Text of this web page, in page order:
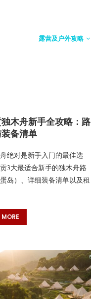
露营及户外攻略
独木舟新手全攻略：路
备清单
绝对是新手入门的最佳选
3大最适合新手的独木舟路
岛）、详细装备清单以及租
MORE